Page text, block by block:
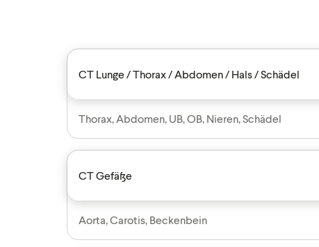
CT Lunge / Thorax / Abdomen / Hals / Schädel
Thorax, Abdomen, UB, OB, Nieren, Schädel
CT Gefäße
Aorta, Carotis, Beckenbein